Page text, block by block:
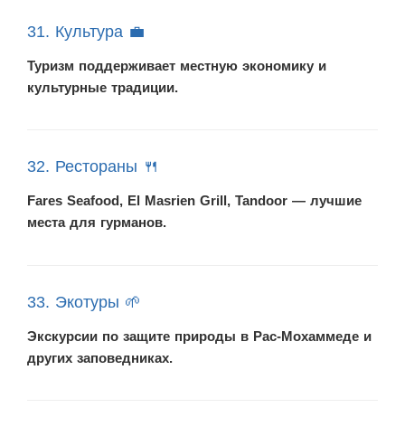
31. Культура 💼
Туризм поддерживает местную экономику и
культурные традиции.
32. Рестораны 🍴
Fares Seafood, El Masrien Grill, Tandoor — лучшие
места для гурманов.
33. Экотуры 🌱
Экскурсии по защите природы в Рас-Мохаммеде и
других заповедниках.